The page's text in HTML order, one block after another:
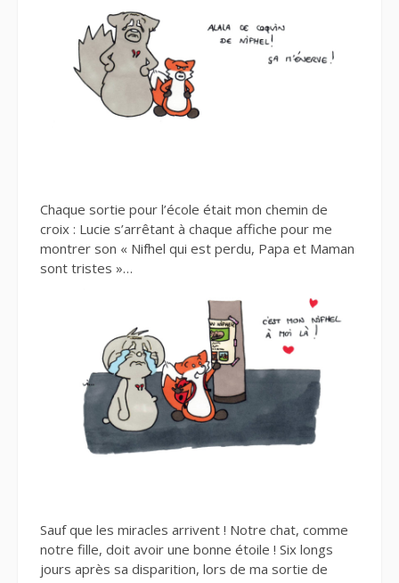
Chaque sortie pour l’école était mon chemin de
croix : Lucie s’arrêtant à chaque affiche pour me
montrer son « Nifhel qui est perdu, Papa et Maman
sont tristes »…
Sauf que les miracles arrivent ! Notre chat, comme
notre fille, doit avoir une bonne étoile ! Six longs
jours après sa disparition, lors de ma sortie de